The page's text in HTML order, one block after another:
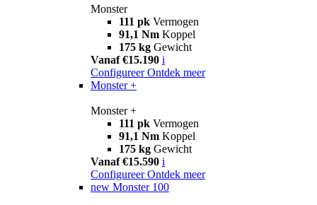
Monster
111 pk Vermogen
91,1 Nm Koppel
175 kg Gewicht
Vanaf €15.190 i
Configureer Ontdek meer
Monster +
Monster +
111 pk Vermogen
91,1 Nm Koppel
175 kg Gewicht
Vanaf €15.590 i
Configureer Ontdek meer
new Monster 100